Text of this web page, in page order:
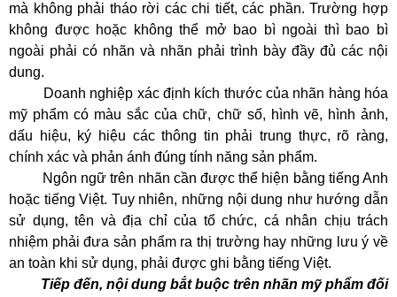
mà không phải tháo rời các chi tiết, các phần. Trường hợp
không được hoặc không thể mở bao bì ngoài thì bao bì
ngoài phải có nhãn và nhãn phải trình bày đầy đủ các nội
dung.
Doanh nghiệp xác định kích thước của nhãn hàng hóa
mỹ phẩm có màu sắc của chữ, chữ số, hình vẽ, hình ảnh,
dấu hiệu, ký hiệu các thông tin phải trung thực, rõ ràng,
chính xác và phản ánh đúng tính năng sản phẩm.
Ngôn ngữ trên nhãn cần được thể hiện bằng tiếng Anh
hoặc tiếng Việt. Tuy nhiên, những nội dung như hướng dẫn
sử dụng, tên và địa chỉ của tổ chức, cá nhân chịu trách
nhiệm phải đưa sản phẩm ra thị trường hay những lưu ý về
an toàn khi sử dụng, phải được ghi bằng tiếng Việt.
Tiếp đến, nội dung bắt buộc trên nhãn mỹ phẩm đối